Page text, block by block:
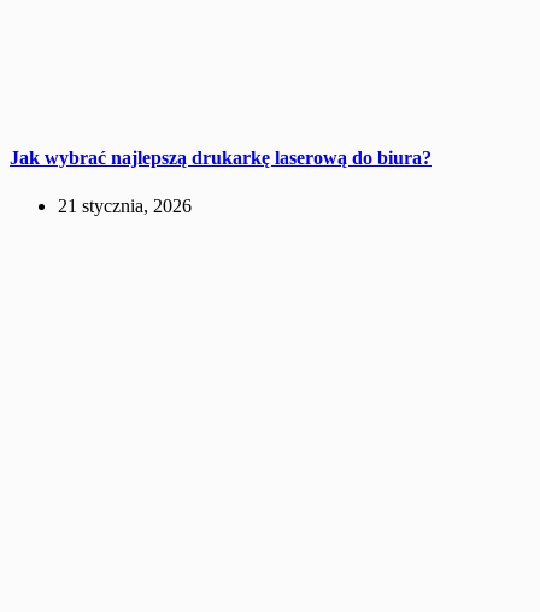
Jak wybrać najlepszą drukarkę laserową do biura?
21 stycznia, 2026